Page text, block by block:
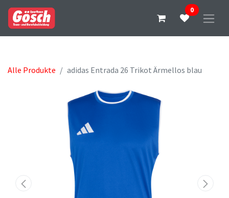
0
Alle Produkte adidas Entrada 26 Trikot Ärmellos blau